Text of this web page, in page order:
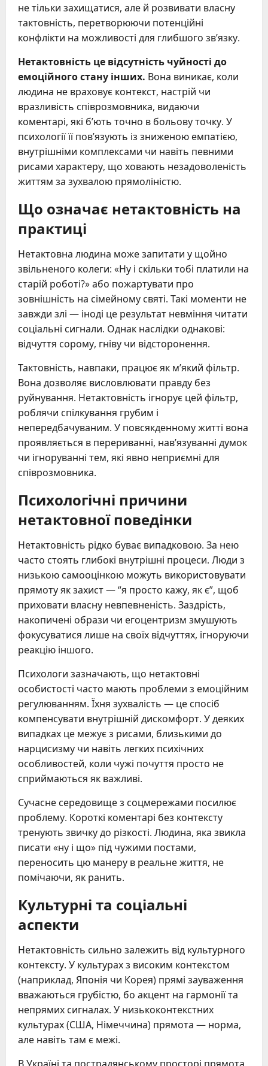
не тільки захищатися, але й розвивати власну
тактовність, перетворюючи потенційні
конфлікти на можливості для глибшого зв’язку.
Нетактовність це відсутність чуйності до
емоційного стану інших. Вона виникає, коли
людина не враховує контекст, настрій чи
вразливість співрозмовника, видаючи
коментарі, які б’ють точно в больову точку. У
психології її пов’язують із зниженою емпатією,
внутрішніми комплексами чи навіть певними
рисами характеру, що ховають незадоволеність
життям за зухвалою прямоліністю.
Що означає нетактовність на
практиці
Нетактовна людина може запитати у щойно
звільненого колеги: «Ну і скільки тобі платили на
старій роботі?» або пожартувати про
зовнішність на сімейному святі. Такі моменти не
завжди злі — іноді це результат невміння читати
соціальні сигнали. Однак наслідки однакові:
відчуття сорому, гніву чи відсторонення.
Тактовність, навпаки, працює як м’який фільтр.
Вона дозволяє висловлювати правду без
руйнування. Нетактовність ігнорує цей фільтр,
роблячи спілкування грубим і
непередбачуваним. У повсякденному житті вона
проявляється в перериванні, нав’язуванні думок
чи ігноруванні тем, які явно неприємні для
співрозмовника.
Психологічні причини
нетактовної поведінки
Нетактовність рідко буває випадковою. За нею
часто стоять глибокі внутрішні процеси. Люди з
низькою самооцінкою можуть використовувати
прямоту як захист — “я просто кажу, як є”, щоб
приховати власну невпевненість. Заздрість,
накопичені образи чи егоцентризм змушують
фокусуватися лише на своїх відчуттях, ігноруючи
реакцію іншого.
Психологи зазначають, що нетактовні
особистості часто мають проблеми з емоційним
регулюванням. Їхня зухвалість — це спосіб
компенсувати внутрішній дискомфорт. У деяких
випадках це межує з рисами, близькими до
нарцисизму чи навіть легких психічних
особливостей, коли чужі почуття просто не
сприймаються як важливі.
Сучасне середовище з соцмережами посилює
проблему. Короткі коментарі без контексту
тренують звичку до різкості. Людина, яка звикла
писати «ну і що» під чужими постами,
переносить цю манеру в реальне життя, не
помічаючи, як ранить.
Культурні та соціальні
аспекти
Нетактовність сильно залежить від культурного
контексту. У культурах з високим контекстом
(наприклад, Японія чи Корея) прямі зауваження
вважаються грубістю, бо акцент на гармонії та
непрямих сигналах. У низькоконтекстних
культурах (США, Німеччина) прямота — норма,
але навіть там є межі.